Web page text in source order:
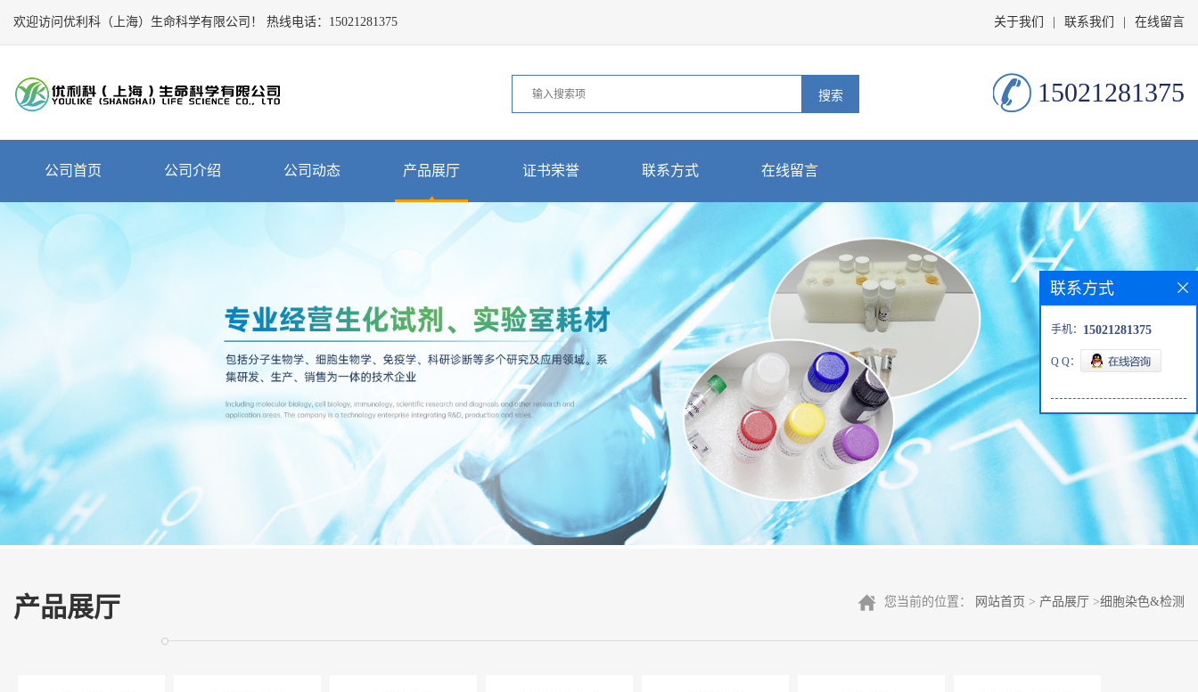
欢迎访问优利科（上海）生命科学有限公司！ 热线电话： 15021281375 关于我们 联系我们 在线留言
15021281375
Close
司
首
介
绍
证
书
荣
誉
方
式
公司首页 公司介绍 公司动态 产品展厅 证书荣誉 联系方式 在线留言
产品展厅 您当前的位置： 网站首页 > 产品展厅 >细胞染色&检测
联系方式
手机： 15021281375
Q Q：